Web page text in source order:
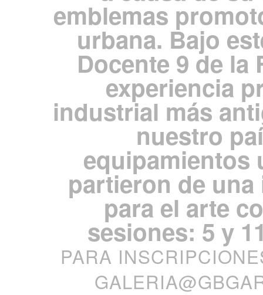
emblemas
urbana. Bajo
Docente 9 de la
experiencia
industrial más
nuestro
equipamientos
partieron de
para el arte
sesiones: 5 y
PARA